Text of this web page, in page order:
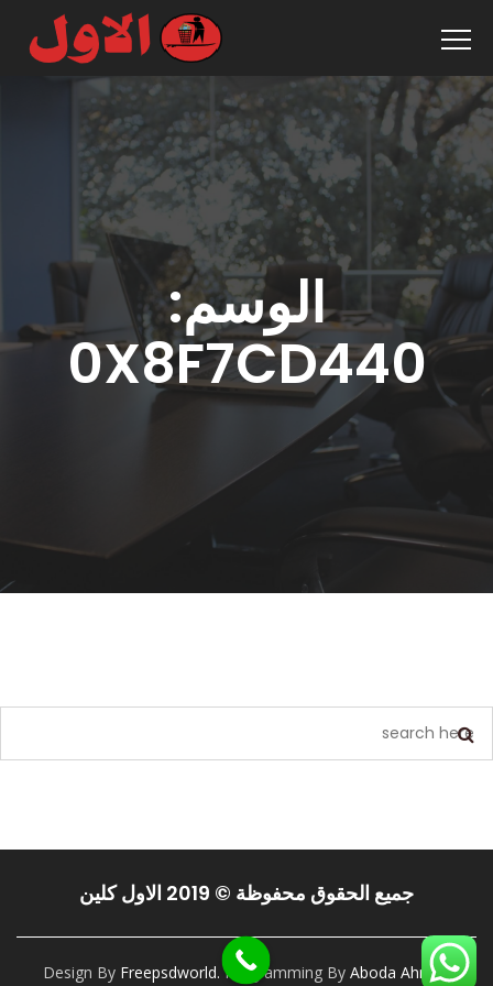
الوسم:
0X8F7CD440
جميع الحقوق محفوظة © 2019 الاول كلين
Design By Freepsdworld. Programming By Aboda Ahmed